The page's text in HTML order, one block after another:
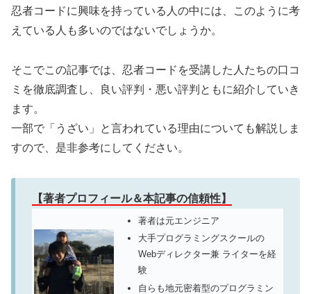
忍者コードに興味を持っている人の中には、このように考
えている人も多いのではないでしょうか。
そこでこの記事では、忍者コードを受講した人たちの口コ
ミを徹底調査し、良い評判・悪い評判ともに紹介していき
ます。
一部で「うざい」と言われている理由についても解説しま
すので、是非参考にしてください。
【著者プロフィール＆本記事の信頼性】
著者は元エンジニア
大手プログラミングスクールの
Webディレクター兼 ライターを経
験
自らも地元密着型のプログラミン